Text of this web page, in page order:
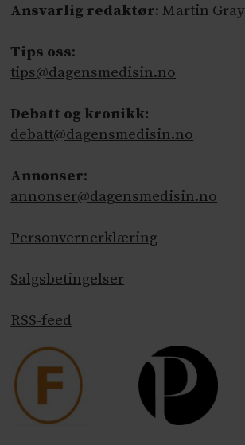
Ansvarlig redaktør: Martin Gray
Tips oss:
tips@dagensmedisin.no
Debatt og kronikk:
debatt@dagensmedisin.no
Annonser:
annonser@dagensmedisin.no
Personvernerklæring
Salgsbetingelser
RSS-feed